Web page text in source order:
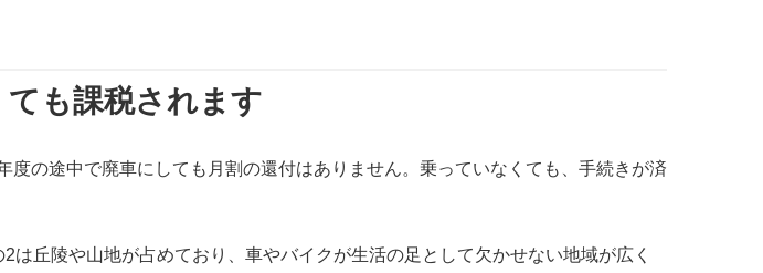
も課税されます
の途中で廃車にしても月割の還付はありません。乗っていなくても、手続きが済
丘陵や山地が占めており、車やバイクが生活の足として欠かせない地域が広く